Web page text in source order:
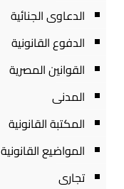
الدعاوى الجنائية
الدفوع القانونية
القوانين المصرية
المدنى
المكتبة القانونية
المواضيع القانونية
تجارى